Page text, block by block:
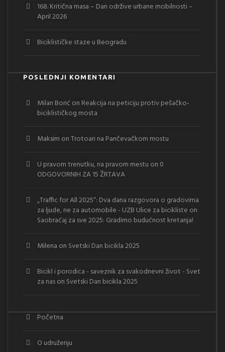
168. Kritična masa – Dan održive urbane mobilnosti –
April 2026
Biciklističke staze u Beogradu
POSLEDNJI KOMENTARI
Milan Borić on Reakcija na peticiju protiv pešačko-
biciklističkog mosta
Maksim onTrotoari na Pančevačkom mostu
U pravom trenutku, na pravom mestu on 0
ODGOVORNIH ZA 15 ŽRTAVA
„Traffic for All 2025“: Dva dana razgovora o gradovima
za ljude, ne za automobile - UZB Ulice za bicikliste on
Saobraćaj za sve 2025: Gradimo budućnost kretanja!
Milena on Svetski Dan bicikla 2025
Bicikl i porodica - saveznik za svakodnevni život - Svet
za nason Svetski Dan bicikla 2025
Početna
O udruženju